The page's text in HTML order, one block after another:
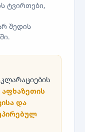
ტვირთები,
შედის
აფხაზეთის
და